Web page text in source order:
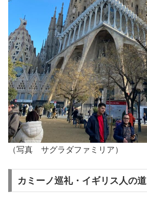
（写真 サグラダファミリア）
カミーノ巡礼・イギリス人の道